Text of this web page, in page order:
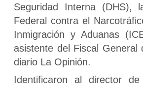
Seguridad Interna (DHS),
Federal contra el
Inmigración y Aduanas
asistente del Fiscal
diario La Opinión.
Identificaron al director